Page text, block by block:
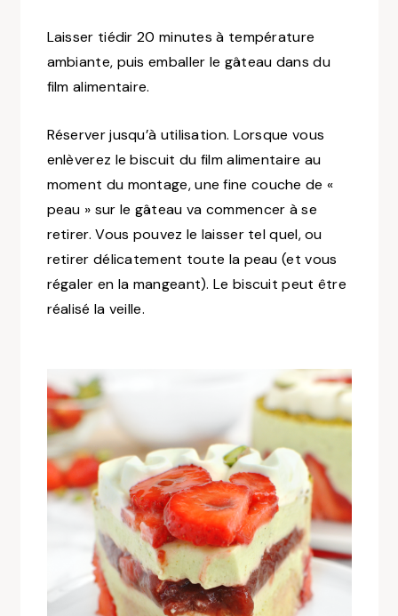
Laisser tiédir 20 minutes à température
ambiante, puis emballer le gâteau dans du
film alimentaire.
Réserver jusqu’à utilisation. Lorsque vous
enlèverez le biscuit du film alimentaire au
moment du montage, une fine couche de «
peau » sur le gâteau va commencer à se
retirer. Vous pouvez le laisser tel quel, ou
retirer délicatement toute la peau (et vous
régaler en la mangeant). Le biscuit peut être
réalisé la veille.